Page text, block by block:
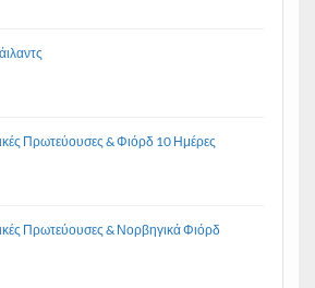
Πρωτεύουσες & Φιόρδ 10 Ημέρες
Πρωτεύουσες & Νορβηγικά Φιόρδ